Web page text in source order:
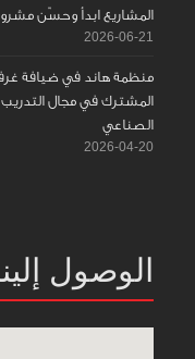
المشاريع ابدأ وحسّن
2026-06-21
منظمة هاند في ضيافة
المشترك في مجال
الصناعي
2026-04-20
الوصول